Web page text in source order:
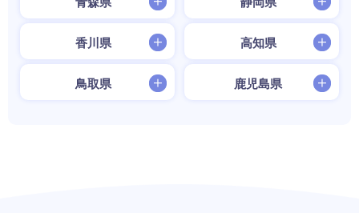
香川県 高知県
鳥取県 鹿児島県